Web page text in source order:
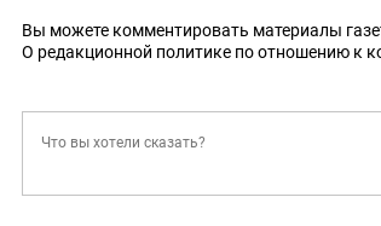
Вы можете комментировать материалы
О редакционной политике по отношению к